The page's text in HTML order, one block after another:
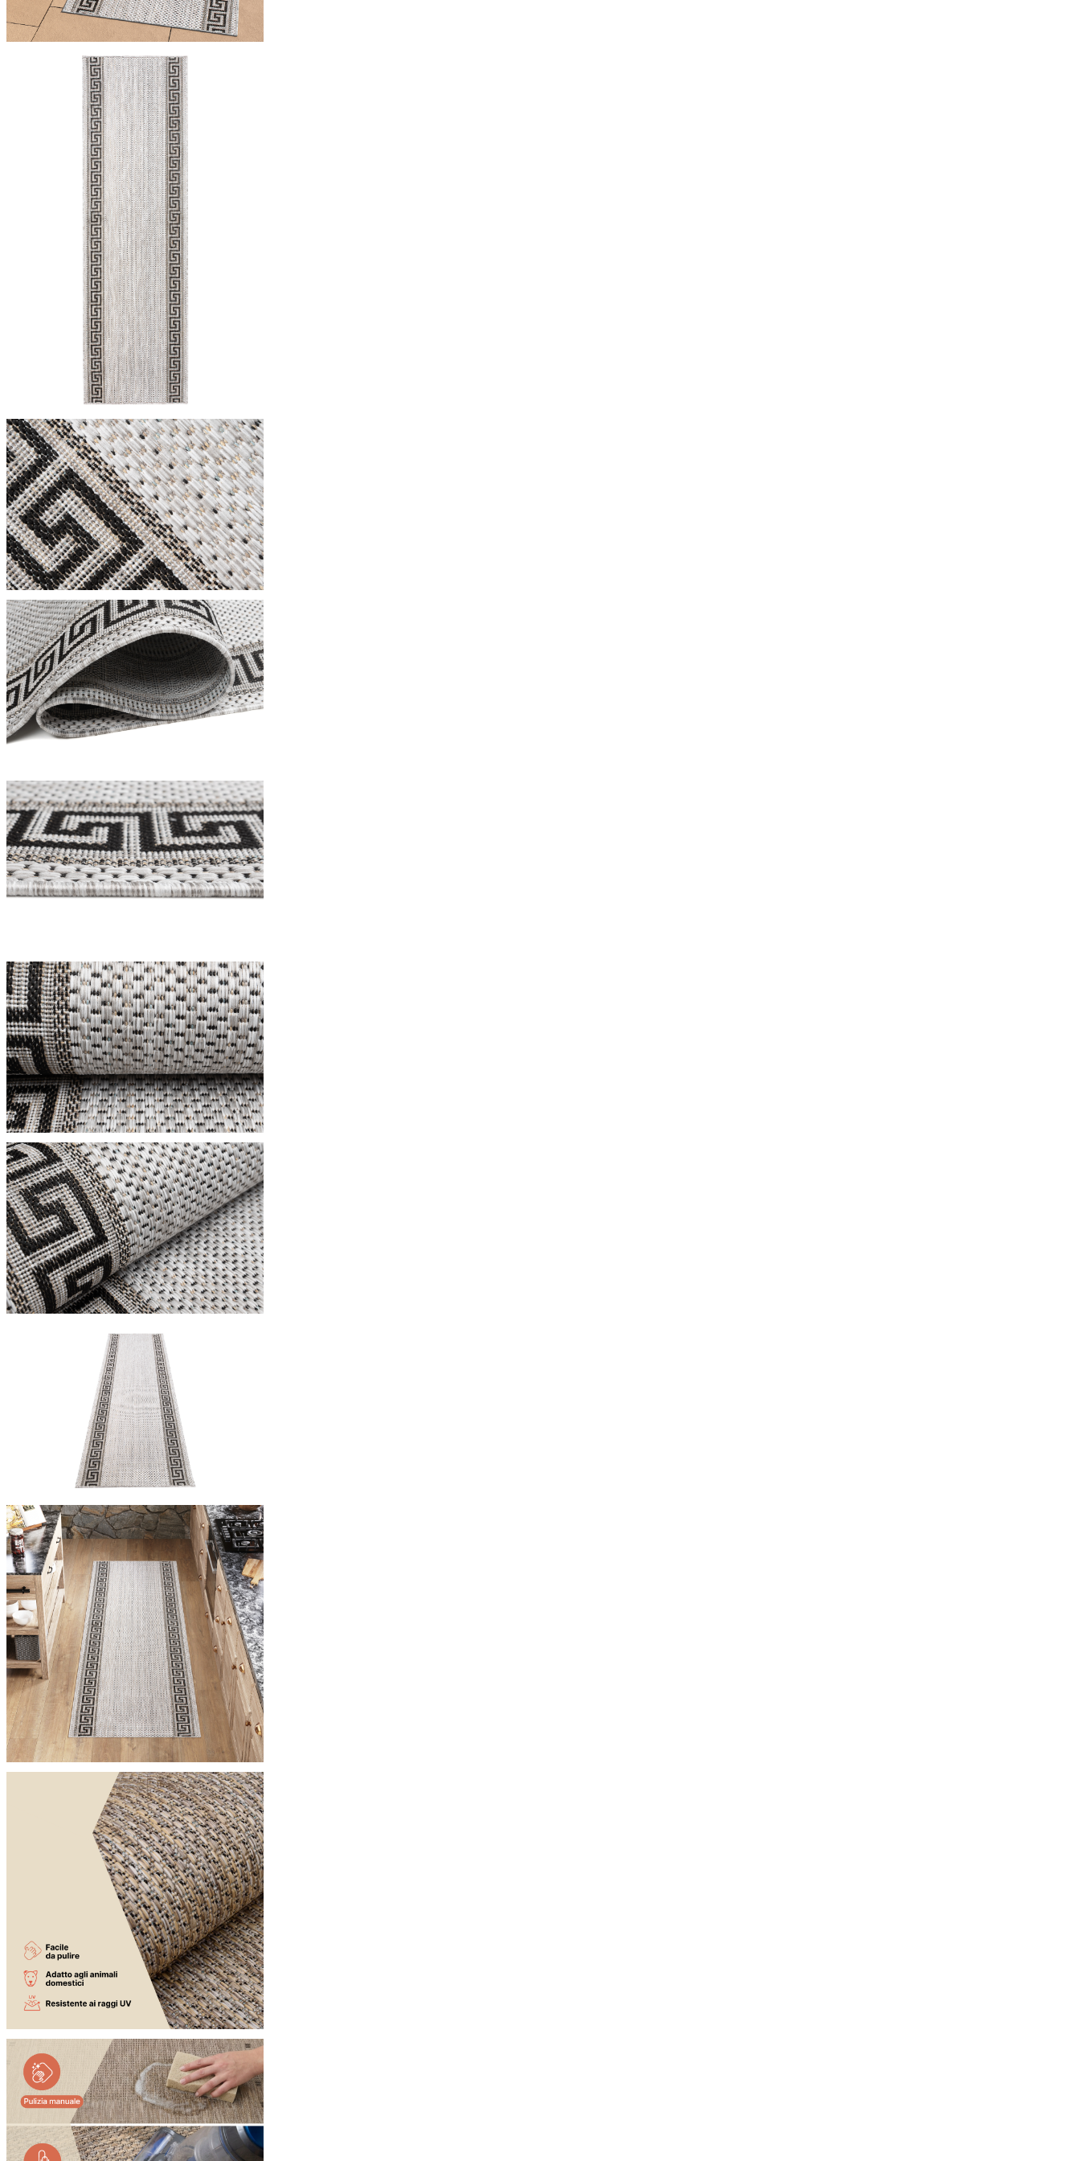
Utilizziamo i cookie per personalizzare contenuti e annunci, per fornire funzionalità dei social media e per analizzare il nostro traffico.
Condividiamo inoltre informazioni su come utilizzi il nostro sito con i nostri partner social, pubblicitari e analitici, i quali possono
combinarle con altre informazioni che hai fornito loro o che hanno raccolto in base al tuo utilizzo dei loro servizi.
I cookie indispensabili sono cruciali per le funzioni di base del sito e il sito non funzionerà come previsto senza di essi. Questi cookie non
memorizzano alcun dato personale identificabile.
Preferenze
I cookie relativi alle preferenze permettono al sito di ricordare informazioni che modificano il modo in cui il sito appare o si comporta, ad
esempio la tua lingua preferita o la regione in cui ti trovi.
Statistica
I cookie statistici aiutano i proprietari dei siti web a capire come i visitatori interagiscono con i siti raccogliendo e riportando informazioni in
modo anonimo.
Marketing
I cookie di marketing vengono utilizzati per tracciare gli utenti attraverso i siti web. L'obiettivo è quello di mostrare annunci pertinenti e
interessanti per i singoli utenti e quindi più preziosi per gli editori e gli inserzionisti di terze parti.
Non classificati